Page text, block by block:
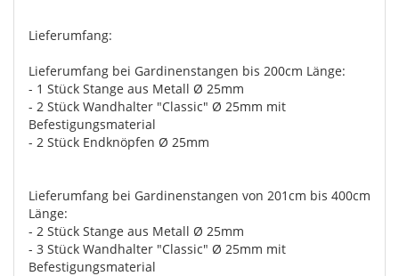
Lieferumfang:
Lieferumfang bei Gardinenstangen bis 200cm Länge:
- 1 Stück Stange aus Metall Ø 25mm
- 2 Stück Wandhalter "Classic" Ø 25mm mit
Befestigungsmaterial
- 2 Stück Endknöpfen Ø 25mm
Lieferumfang bei Gardinenstangen von 201cm bis 400cm
Länge:
- 2 Stück Stange aus Metall Ø 25mm
- 3 Stück Wandhalter "Classic" Ø 25mm mit
Befestigungsmaterial